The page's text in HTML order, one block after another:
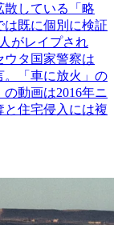
散している「略
既に個別に検証
がレイプされ
ウタ国家警察は
。「車に放火」の
動画は2016年ニ
と住宅侵入には複